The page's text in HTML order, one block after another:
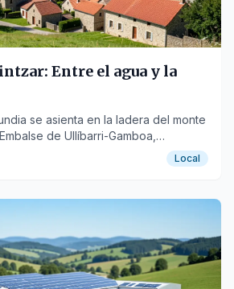
Entre el agua y la
se asienta en la ladera del monte
de Ullíbarri-Gamboa,
natural e histórico.
Local